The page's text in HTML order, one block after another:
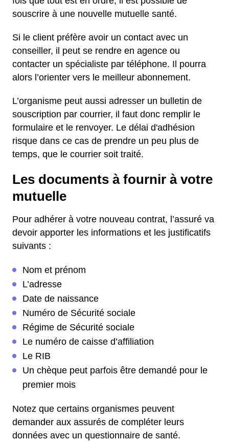
souscrire à une nouvelle mutuelle santé.
Si le client préfère avoir un contact avec un
conseiller, il peut se rendre en agence ou
contacter un spécialiste par téléphone. Il pourra
alors l’orienter vers le meilleur abonnement.
L’organisme peut aussi adresser un bulletin de
souscription par courrier, il faut donc remplir le
formulaire et le renvoyer. Le délai d'adhésion
risque dans ce cas de prendre un peu plus de
temps, que le courrier soit traité.
Les documents à fournir à votre
mutuelle
Pour adhérer à votre nouveau contrat, l’assuré va
devoir apporter les informations et les justificatifs
suivants :
Nom et prénom
L’adresse
Date de naissance
Numéro de Sécurité sociale
Régime de Sécurité sociale
Le numéro de caisse d’affiliation
Le RIB
Un chèque peut parfois être demandé pour le
premier mois
Notez que certains organismes peuvent
demander aux assurés de compléter leurs
données avec un questionnaire de santé.